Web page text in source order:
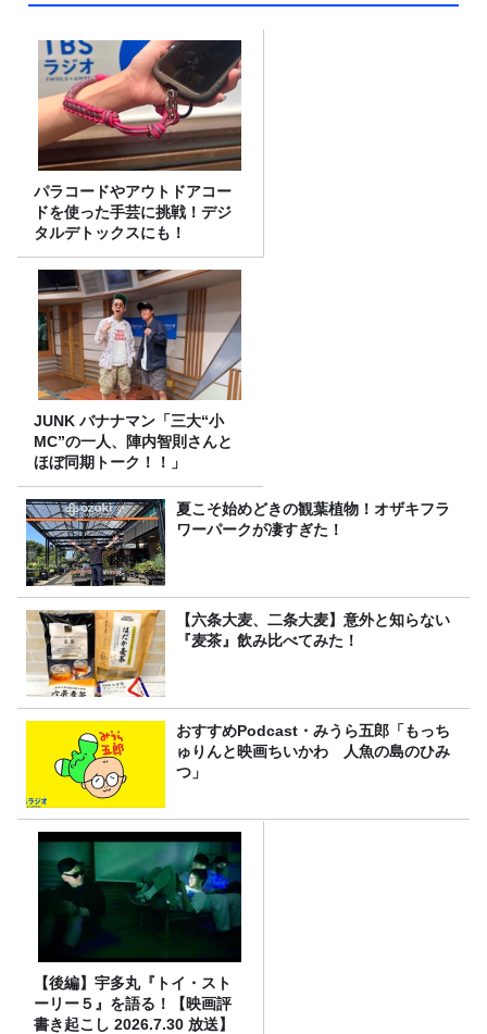
パラコードやアウトドアコー
ドを使った手芸に挑戦！デジ
タルデトックスにも！
JUNK バナナマン「三大“小
MC”の一人、陣内智則さんと
ほぼ同期トーク！！」
夏こそ始めどきの観葉植物！オザキフラ
ワーパークが凄すぎた！
【六条大麦、二条大麦】意外と知らない
『麦茶』飲み比べてみた！
おすすめPodcast・みうら五郎「もっち
ゅりんと映画ちいかわ 人魚の島のひみ
つ」
【後編】宇多丸『トイ・スト
ーリー５』を語る！【映画評
書き起こし 2026.7.30 放送】